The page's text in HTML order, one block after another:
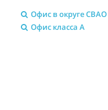
Офис в округе СВАО
Офис класса A